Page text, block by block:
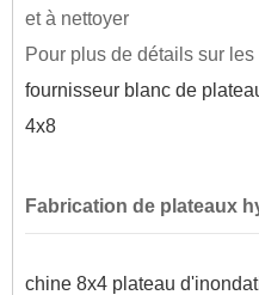
et à nettoyer
Pour plus de détails sur
fournisseur blanc de
4x8
Fabrication de plateaux
chine 8x4 plateau